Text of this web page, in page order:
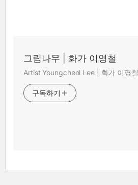
그림나무 | 화가 이영철
Artist Youngcheol Lee | 화가 이영철
구독하기